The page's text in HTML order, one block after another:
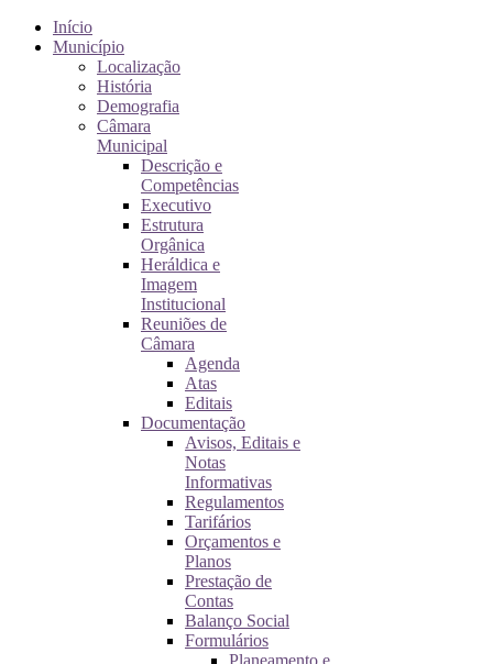
Início
Município
Localização
História
Demografia
Câmara
Municipal
Descrição e
Competências
Executivo
Estrutura
Orgânica
Heráldica e
Imagem
Institucional
Reuniões de
Câmara
Agenda
Atas
Editais
Documentação
Avisos, Editais e
Notas
Informativas
Regulamentos
Tarifários
Orçamentos e
Planos
Prestação de
Contas
Balanço Social
Formulários
Planeamento e